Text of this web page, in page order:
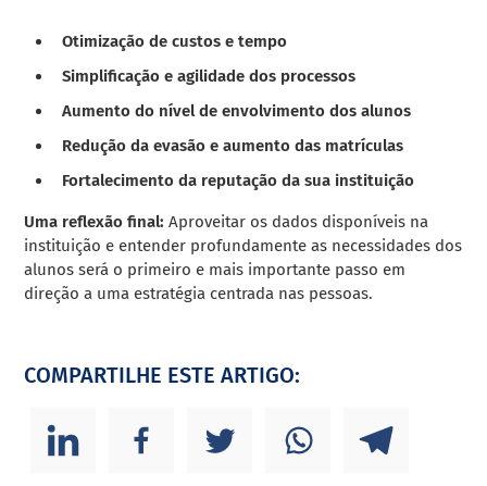
Otimização de custos e tempo
Simplificação e agilidade dos processos
Aumento do nível de envolvimento dos alunos
Redução da evasão e aumento das matrículas
Fortalecimento da reputação da sua instituição
Uma reflexão final: Aproveitar os dados disponíveis na
instituição e entender profundamente as necessidades dos
alunos será o primeiro e mais importante passo em
direção a uma estratégia centrada nas pessoas.
COMPARTILHE ESTE ARTIGO: